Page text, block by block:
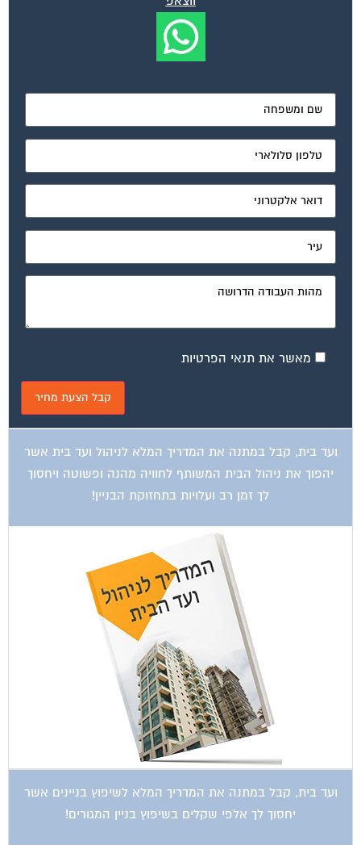
מאשר את תנאי הפרטיות
ועד בית, קבל במתנה את המדריך המלא לניהול ועד בית אשר
יהפוך את ניהול הבית המשותף לחוויה מהנה ופשוטה ויחסוך
לך זמן רב ועלויות בתחזוקת הבניין!
ועד בית, קבל במתנה את המדריך המלא לשיפוץ בניינים אשר
יחסוך לך אלפי שקלים בשיפוץ בניין המגורים!